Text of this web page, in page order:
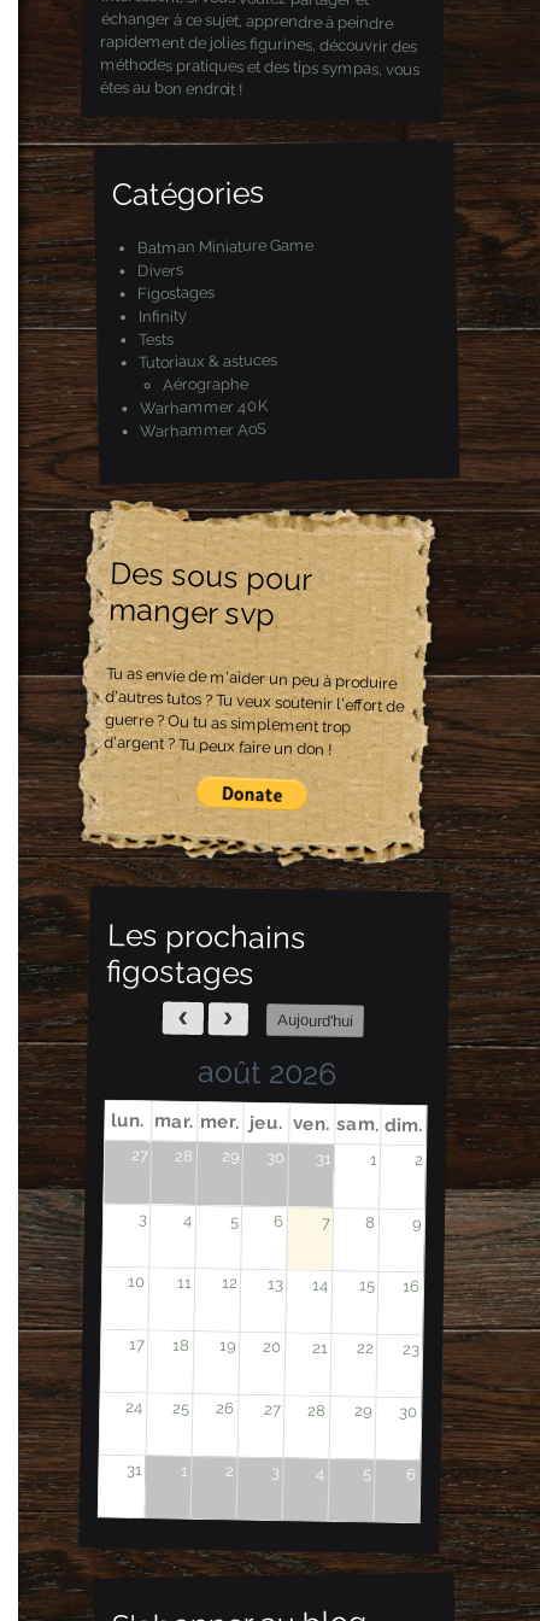
êtes au bon endroit !
Catégories
Batman Miniature Game
Divers
Figostages
Infinity
Tests
Tutoriaux & astuces
Aérographe
Warhammer 40K
Warhammer AoS
Des sous pour
manger svp
Tu as envie de m'aider un peu à produire
d'autres tutos ? Tu veux soutenir l'effort de
guerre ? Ou tu as simplement trop
d'argent ? Tu peux faire un don !
Les prochains
figostages
Aujourd'hui
août 2026
lun. mar. mer. jeu. ven. sam. dim.
27 28 29 30 31 1 2
3 4 5 6 7 8 9
10 11 12 13 14 15 16
17 18 19 20 21 22 23
24 25 26 27 28 29 30
31 1 2 3 4 5 6